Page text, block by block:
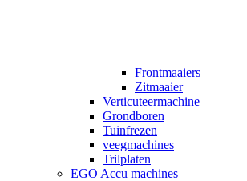
Frontmaaiers
Zitmaaier
Verticuteermachine
Grondboren
Tuinfrezen
veegmachines
Trilplaten
EGO Accu machines